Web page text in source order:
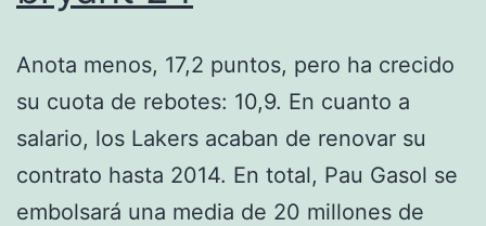
Anota menos, 17,2 puntos, pero ha crecido
su cuota de rebotes: 10,9. En cuanto a
salario, los Lakers acaban de renovar su
contrato hasta 2014. En total, Pau Gasol se
embolsará una media de 20 millones de